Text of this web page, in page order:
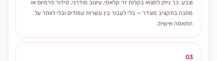
וצבע. כך ניתן למצוא בקלות זר קלאסי, עיצוב מודרני, סידור פרמיום או
מתנה בתקציב מוגדר — בלי לעבור בין עשרות עמודים ובלי לוותר על
התאמה אישית.
03